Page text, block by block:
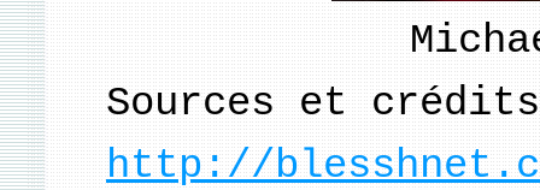
Sources et
http://